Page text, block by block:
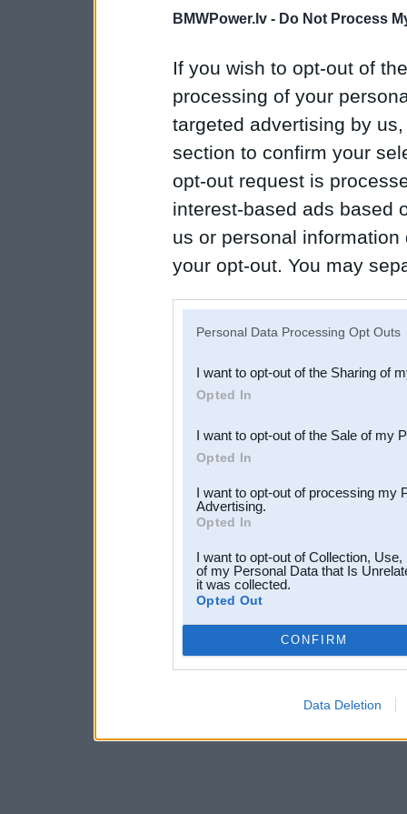
BMWPower.lv - Do Not Process
If you wish to opt-out of
processing of your
targeted advertising by
section to confirm your
opt-out request is
interest-based ads based
us or personal
your opt-out. You may
Downstream Participants
third parties.
Personal Data Processing Opt Outs
I want to opt-out of the Sharing of
Opted In
I want to opt-out of the Sale of my
Opted In
I want to opt-out of processing my
Advertising.
Opted In
I want to opt-out of Collection,
of my Personal Data that Is
it was collected.
Opted Out
CONFIRM
Data Deletion